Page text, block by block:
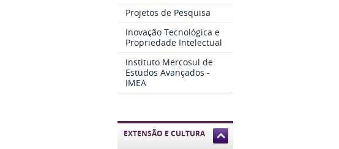
Projetos de Pesquisa
Inovação Tecnológica e
Propriedade Intelectual
Instituto Mercosul de
Estudos Avançados -
IMEA
EXTENSÃO E CULTURA